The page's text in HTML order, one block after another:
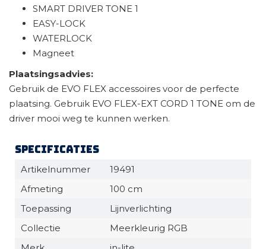
SMART DRIVER TONE 1
EASY-LOCK
WATERLOCK
Magneet
Plaatsingsadvies:
Gebruik de EVO FLEX accessoires voor de perfecte
plaatsing. Gebruik EVO FLEX-EXT CORD 1 TONE om de
driver mooi weg te kunnen werken.
Specificaties
Artikelnummer
19491
Afmeting
100 cm
Toepassing
Lijnverlichting
Collectie
Meerkleurig RGB